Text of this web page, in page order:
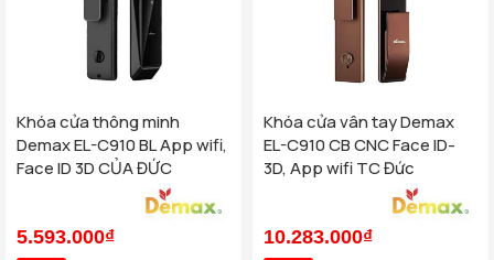
Khóa cửa thông minh
Demax EL-C910 BL App wifi,
Face ID 3D CỦA ĐỨC
5.593.000₫
Khóa cửa vân tay Demax
EL-C910 CB CNC Face ID-
3D, App wifi TC Đức
10.283.000₫